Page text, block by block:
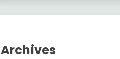
Archives